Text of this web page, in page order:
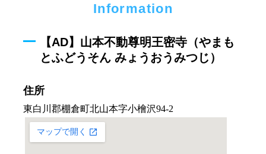
Information
【AD】山本不動尊明王密寺（やまも
とふどうそん みょうおうみつじ）
住所